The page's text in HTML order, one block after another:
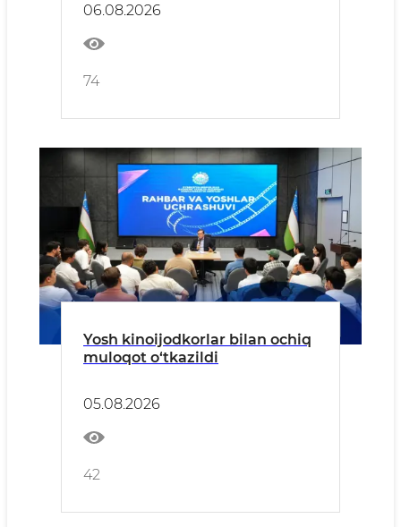
06.08.2026
74
Yosh kinoijodkorlar bilan ochiq
muloqot o‘tkazildi
05.08.2026
42